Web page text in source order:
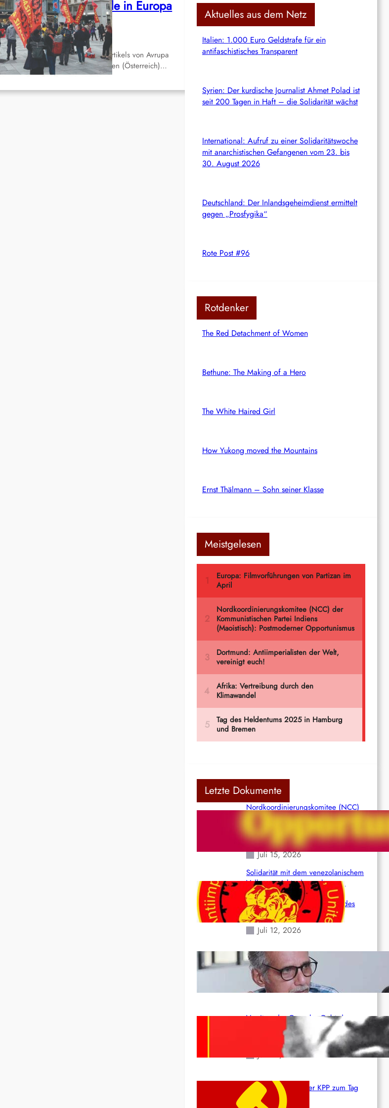
gegen Partizan wurde in Europa
inoffizielle Übersetzung eines Artikels von Avrupa
in Zürich (Schweiz) und Wien (Österreich)…
c
Aktuelles aus dem Netz
Italien: 1.000 Euro Geldstrafe für ein
antifaschistisches Transparent
Syrien: Der kurdische Journalist Ahmet Polad ist
seit 200 Tagen in Haft – die Solidarität wächst
International: Aufruf zu einer Solidaritätswoche
mit anarchistischen Gefangenen vom 23. bis
30. August 2026
Deutschland: Der Inlandsgeheimdienst ermittelt
gegen „Prosfygika“
Rote Post #96
Rotdenker
The Red Detachment of Women
Bethune: The Making of a Hero
The White Haired Girl
How Yukong moved the Mountains
Ernst Thälmann – Sohn seiner Klasse
Meistgelesen
Letzte Dokumente
Nordkoordinierungskomitee (NCC)
der Kommunistischen Partei Indiens
(Maoistisch): Postmoderner
Opportunismus
Juli 15, 2026
Solidarität mit dem venezolanischem
Volk angesichts der verlorenen
Leben und der katastrophalen
Situation durch die Erdbeben des
24. Juni!
Juli 12, 2026
Indien: „Die Politik der Kapitulation“
von K. Murali (Ajith)
Juli 1, 2026
Vorsitzender Gonzalo: Gebt das
Leben für die Partei und die
Revolution!
Juni 19, 2026
Beschluss des ZK der KPP zum Tag
des Heldentums